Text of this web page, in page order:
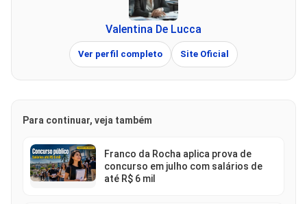
Valentina De Lucca
Ver perfil completo Site Oficial
Para continuar, veja também
Franco da Rocha aplica prova de
concurso em julho com salários de
até R$ 6 mil